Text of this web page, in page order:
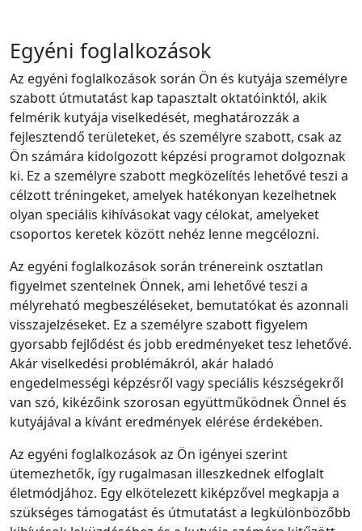
Egyéni foglalkozások
Az egyéni foglalkozások során Ön és kutyája személyre
szabott útmutatást kap tapasztalt oktatóinktól, akik
felmérik kutyája viselkedését, meghatározzák a
fejlesztendő területeket, és személyre szabott, csak az
Ön számára kidolgozott képzési programot dolgoznak
ki. Ez a személyre szabott megközelítés lehetővé teszi a
célzott tréningeket, amelyek hatékonyan kezelhetnek
olyan speciális kihívásokat vagy célokat, amelyeket
csoportos keretek között nehéz lenne megcélozni.
Az egyéni foglalkozások során trénereink osztatlan
figyelmet szentelnek Önnek, ami lehetővé teszi a
mélyreható megbeszéléseket, bemutatókat és azonnali
visszajelzéseket. Ez a személyre szabott figyelem
gyorsabb fejlődést és jobb eredményeket tesz lehetővé.
Akár viselkedési problémákról, akár haladó
engedelmességi képzésről vagy speciális készségekről
van szó, kikézőink szorosan együttműködnek Önnel és
kutyájával a kívánt eredmények elérése érdekében.
Az egyéni foglalkozások az Ön igényei szerint
ütemezhetők, így rugalmasan illeszkednek elfoglalt
életmódjához. Egy elkötelezett kiképzővel megkapja a
szükséges támogatást és útmutatást a legkülönbözőbb